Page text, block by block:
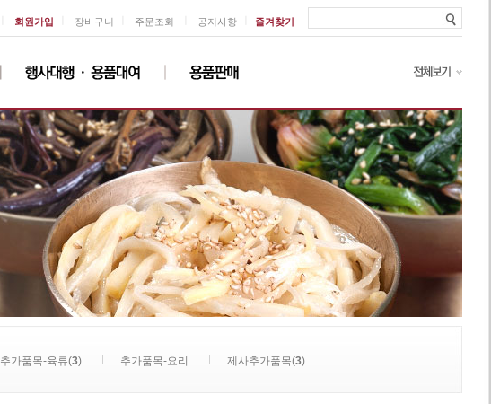
즐겨찾기
회원가입 장바구니 주문조회 공지사항
추가품목-육류(3) 추가품목-요리 제사추가품목(3)